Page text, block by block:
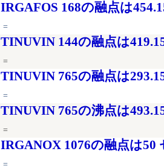
IRGAFOS 168の融点は
=
TINUVIN 144の融点は
=
TINUVIN 765の融点は
=
TINUVIN 765の沸点は
=
IRGANOX 1076の融点は50